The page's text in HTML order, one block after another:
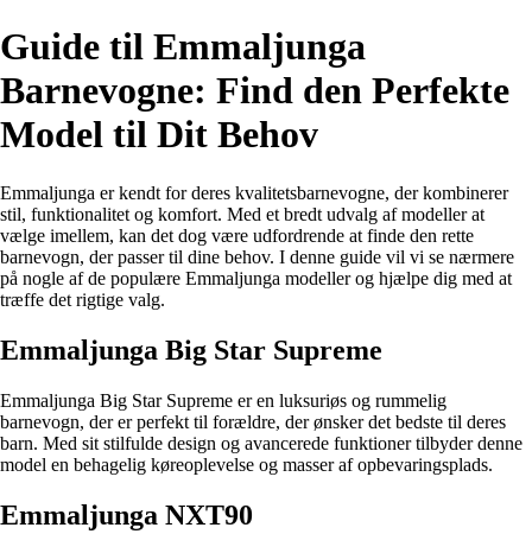
Guide til Emmaljunga
Barnevogne: Find den Perfekte
Model til Dit Behov
Emmaljunga er kendt for deres kvalitetsbarnevogne, der kombinerer
stil, funktionalitet og komfort. Med et bredt udvalg af modeller at
vælge imellem, kan det dog være udfordrende at finde den rette
barnevogn, der passer til dine behov. I denne guide vil vi se nærmere
på nogle af de populære Emmaljunga modeller og hjælpe dig med at
træffe det rigtige valg.
Emmaljunga Big Star Supreme
Emmaljunga Big Star Supreme er en luksuriøs og rummelig
barnevogn, der er perfekt til forældre, der ønsker det bedste til deres
barn. Med sit stilfulde design og avancerede funktioner tilbyder denne
model en behagelig køreoplevelse og masser af opbevaringsplads.
Emmaljunga NXT90